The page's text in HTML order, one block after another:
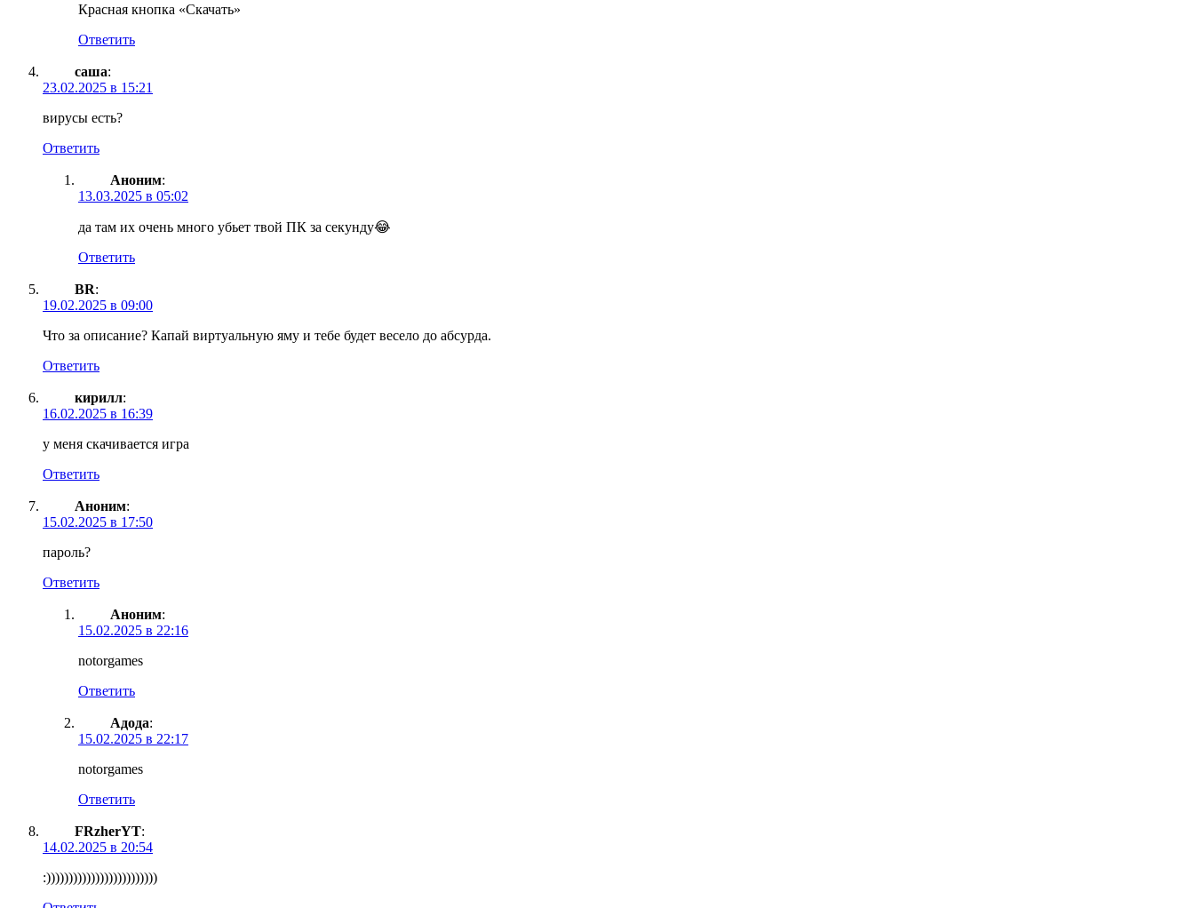
Красная кнопка «Скачать»
Ответить
саша:
23.02.2025 в 15:21
вирусы есть?
Ответить
Аноним:
13.03.2025 в 05:02
да там их очень много убьет твой ПК за секунду😂
Ответить
BR:
19.02.2025 в 09:00
Что за описание? Капай виртуальную яму и тебе будет весело до абсурда.
Ответить
кирилл:
16.02.2025 в 16:39
у меня скачивается игра
Ответить
Аноним:
15.02.2025 в 17:50
пароль?
Ответить
Аноним:
15.02.2025 в 22:16
notorgames
Ответить
Адода:
15.02.2025 в 22:17
notorgames
Ответить
FRzherYT:
14.02.2025 в 20:54
:)))))))))))))))))))))))))